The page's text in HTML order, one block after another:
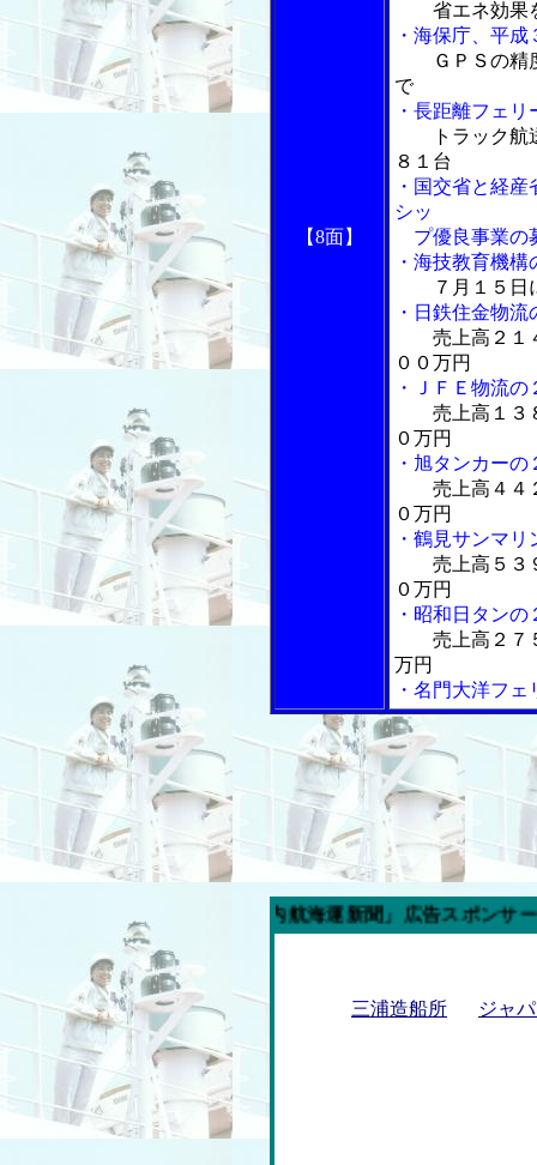
【8面】
省エネ効果
・海保庁、平
ＧＰＳの精
で
・長距離フェ
トラック
８１台
・国交省と経
シッ
プ優良事業の
・海技教育機
７月１５
・日鉄住金物
売上高２１
００万円
・ＪＦＥ物流
売上高１３
０万円
・旭タンカー
売上高４４
０万円
・鶴見サンマ
売上高５３
０万円
・昭和日タン
売上高２７
万円
・名門大洋フ
今週の「内航海運新聞」広告スポンサー企業
三浦造船所 ジャ